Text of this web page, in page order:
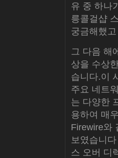
유 중 하나
릉콜걸샵
궁금해했
그 다음 해
상을 수상
습니다.이
주요 네트
는 다양한
용하여 매
Firewire와
보였습니
스 오버 디